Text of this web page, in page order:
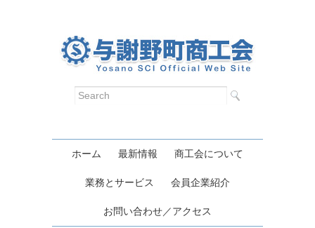
ホーム 最新情報 商工会について
業務とサービス 会員企業紹介
お問い合わせ／アクセス